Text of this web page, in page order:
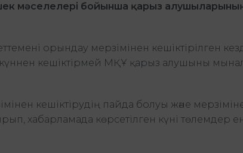
мәселелері бойынша қарыз алушыларын
орындау мерзімінен кешіктірілген
күннен кешіктірмей МҚҰ қарыз алушыны
кешіктірудің пайда болуы және
хабарламада көрсетілген күні төлемдер